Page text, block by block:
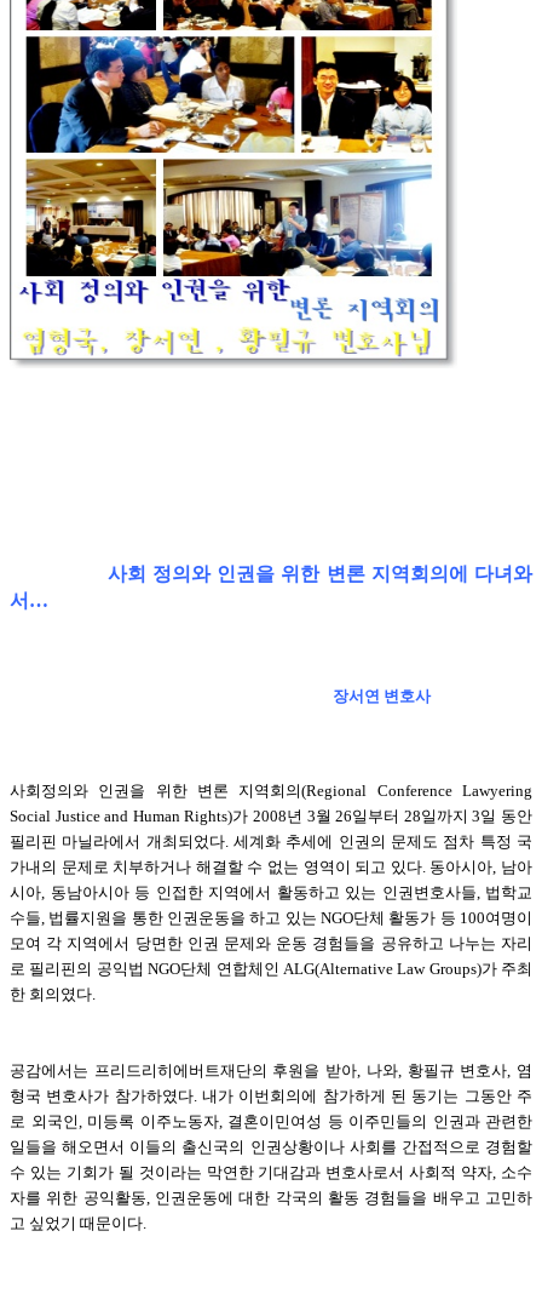
사회 정의와 인권을 위한 변론 지역회의에 다녀와
서…
장서연 변호사
사회정의와 인권을 위한 변론 지역회의(Regional Conference Lawyering
Social Justice and Human Rights)가 2008년 3월 26일부터 28일까지 3일 동안
필리핀 마닐라에서 개최되었다. 세계화 추세에 인권의 문제도 점차 특정 국
가내의 문제로 치부하거나 해결할 수 없는 영역이 되고 있다. 동아시아, 남아
시아, 동남아시아 등 인접한 지역에서 활동하고 있는 인권변호사들, 법학교
수들, 법률지원을 통한 인권운동을 하고 있는 NGO단체 활동가 등 100여명이
모여 각 지역에서 당면한 인권 문제와 운동 경험들을 공유하고 나누는 자리
로 필리핀의 공익법 NGO단체 연합체인 ALG(Alternative Law Groups)가 주최
한 회의였다.
공감에서는 프리드리히에버트재단의 후원을 받아, 나와, 황필규 변호사, 염
형국 변호사가 참가하였다. 내가 이번회의에 참가하게 된 동기는 그동안 주
로 외국인, 미등록 이주노동자, 결혼이민여성 등 이주민들의 인권과 관련한
일들을 해오면서 이들의 출신국의 인권상황이나 사회를 간접적으로 경험할
수 있는 기회가 될 것이라는 막연한 기대감과 변호사로서 사회적 약자, 소수
자를 위한 공익활동, 인권운동에 대한 각국의 활동 경험들을 배우고 고민하
고 싶었기 때문이다.